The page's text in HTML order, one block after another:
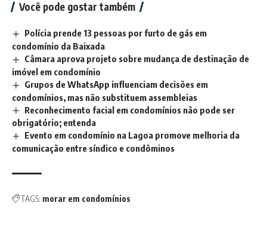
Você pode gostar também
Polícia prende 13 pessoas por furto de gás em
condomínio da Baixada
Câmara aprova projeto sobre mudança de destinação de
imóvel em condomínio
Grupos de WhatsApp influenciam decisões em
condomínios, mas não substituem assembleias
Reconhecimento facial em condomínios não pode ser
obrigatório; entenda
Evento em condomínio na Lagoa promove melhoria da
comunicação entre síndico e condôminos
TAGS: morar em condomínios